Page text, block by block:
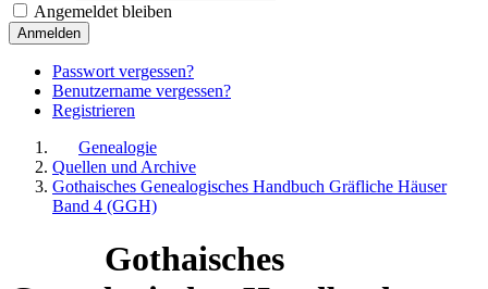
Angemeldet bleiben
Anmelden
Passwort vergessen?
Benutzername vergessen?
Registrieren
Genealogie
Quellen und Archive
Gothaisches Genealogisches Handbuch Gräfliche Häuser
Band 4 (GGH)
Gothaisches